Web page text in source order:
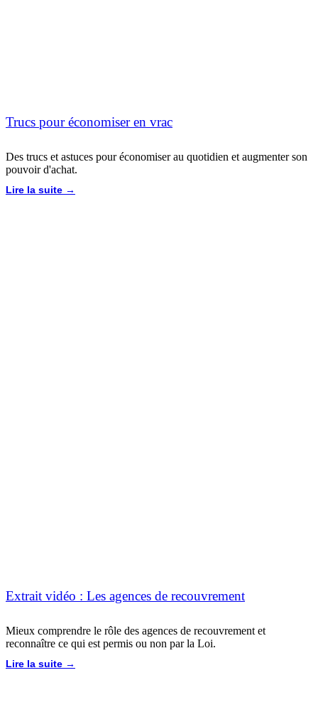
Trucs pour économiser en vrac
Des trucs et astuces pour économiser au quotidien et augmenter son
pouvoir d'achat.
Lire la suite →
Extrait vidéo : Les agences de recouvrement
Mieux comprendre le rôle des agences de recouvrement et
reconnaître ce qui est permis ou non par la Loi.
Lire la suite →